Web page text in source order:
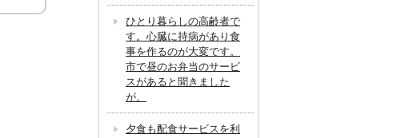
ひとり暮らしの高齢者で
す。心臓に持病があり食
事を作るのが大変です。
市で昼のお弁当のサービ
スがあると聞きました
が。
夕食も配食サービスを利